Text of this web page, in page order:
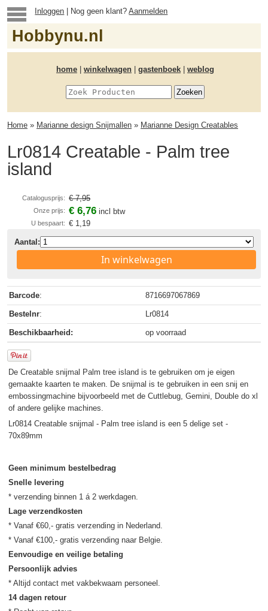
Inloggen | Nog geen klant?Aanmelden
Hobbynu.nl
home winkelwagen gastenboek weblog
Home » Marianne design Snijmallen » Marianne Design Creatables
Lr0814 Creatable - Palm tree
island
Catalogusprijs: € 7,95
Onze prijs: € 6,76 incl btw
U bespaart: € 1,19
Aantal:
In winkelwagen
Barcode: 8716697067869
Bestelnr: Lr0814
Beschikbaarheid: op voorraad
De Creatable snijmal Palm tree island is te gebruiken om je eigen
gemaakte kaarten te maken. De snijmal is te gebruiken in een snij en
embossingmachine bijvoorbeeld met de Cuttlebug, Gemini, Double do xl
of andere gelijke machines.
Lr0814 Creatable snijmal - Palm tree island is een 5 delige set -
70x89mm
Geen minimum bestelbedrag
Snelle levering
Lage verzendkosten
* Vanaf €60,- gratis verzending in Nederland.
Eenvoudige en veilige betaling
Persoonlijk advies
14 dagen retour